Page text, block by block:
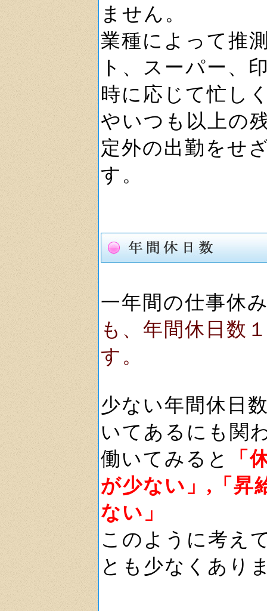
ません。
業種によって推
ト、スーパー、
時に応じて忙し
やいつも以上の
定外の出勤をせ
す。
一年間の仕事休
も、年間休日数
す。
少ない年間休日
いてあるにも関
働いてみると
「
が少ない」,「昇
ない」
このように考え
とも少なくあり